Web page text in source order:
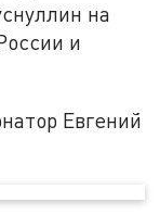
на
и
Евгений